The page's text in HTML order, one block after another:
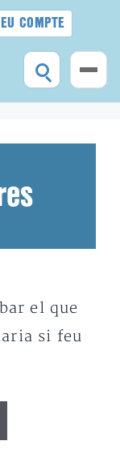
COMPTE
el que
si feu